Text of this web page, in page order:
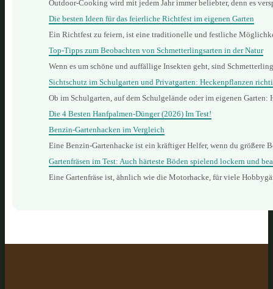
Outdoor-Cooking wird mit jedem Jahr immer beliebter, denn es
Die besten Ideen für das feierliche Richtfest im eigenen Garten
Ein Richtfest zu feiern, ist eine traditionelle und festliche
Top-Tipps zum Beobachten von Schmetterlingsarten in der Natur
Wenn es um schöne und auffällige Insekten geht, sind
Sichtschutz im Schulgarten und Privatgarten: Heckenpflanzen
Ob im Schulgarten, auf dem Schulgelände oder im eigenen
Die 4 Besten Hanfpalmen-Dünger (2026) Im Test!
Benzin‑Gartenhacken im Vergleich
Eine Benzin‑Gartenhacke ist ein kräftiger Helfer, wenn du
Gartenfräsen im Test: Auch härteste Böden spielend lockern und
Eine Gartenfräse ist, ähnlich wie die Motorhacke, für viele